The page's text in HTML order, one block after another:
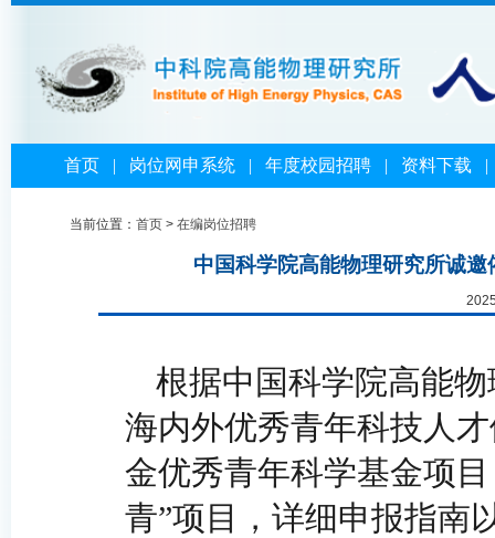
首页| 岗位网申系统| 年度校园招聘| 资料下载
当前位置： 首页 > 在编岗位招聘
中国科学院高能物理研究所诚
根据中国科学院高能
海内外优秀青年科技人
金优秀青年科学基金项
青”项目，详细申报指南